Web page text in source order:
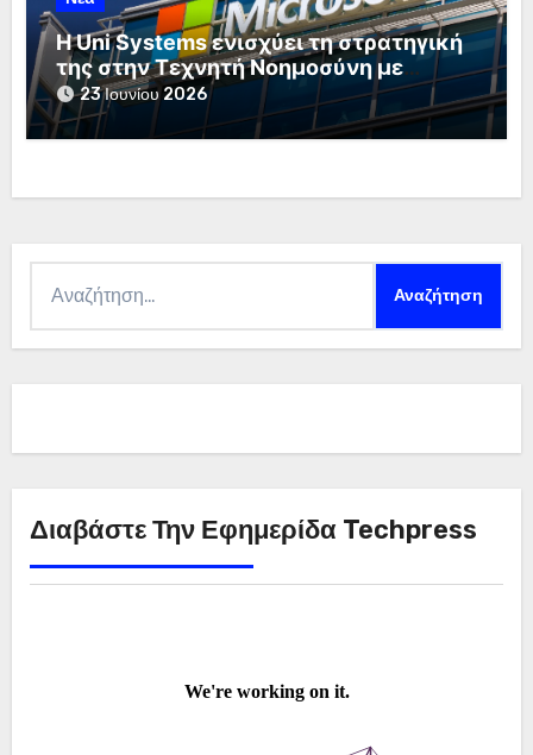
Η Uni Systems ενισχύει τη στρατηγική
της στην Τεχνητή Νοημοσύνη με
τέσσερις νέες σημαντικές διακρίσεις
της Microsoft
23 Ιουνίου 2026
Διαβάστε Την Εφημερίδα Techpress